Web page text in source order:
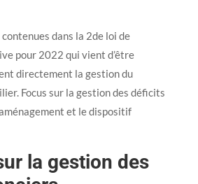
dans la 2de loi de
pour 2022 qui vient d’être
directement la gestion du
Focus sur la gestion des déficits
et le dispositif
la gestion des